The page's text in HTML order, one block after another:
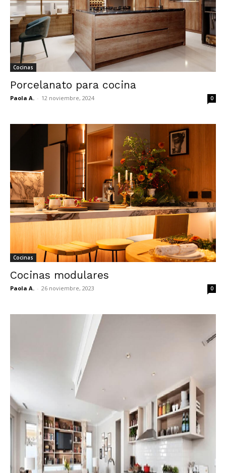
Cocinas
Porcelanato para cocina
Paola A. - 12 noviembre, 2024 0
Cocinas
Cocinas modulares
Paola A. - 26 noviembre, 2023 0